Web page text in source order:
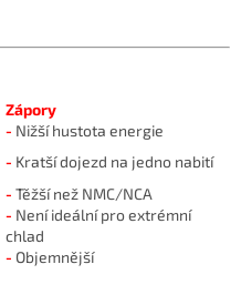
Zápory
- Nižší hustota energie
- Kratší dojezd na jedno nabití
- Těžší než NMC/NCA
- Není ideální pro extrémní
chlad
- Objemnější